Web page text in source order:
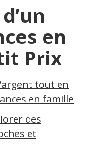
en
Prix
tout en
en famille
des
et